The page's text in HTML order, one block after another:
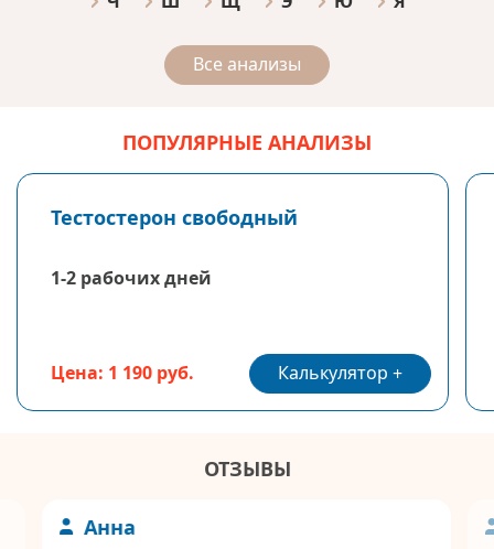
Все анализы
ПОПУЛЯРНЫЕ АНАЛИЗЫ
Тестостерон свободный
1-2 рабочих дней
Цена: 1 190 руб. Калькулятор
ОТЗЫВЫ
Анна